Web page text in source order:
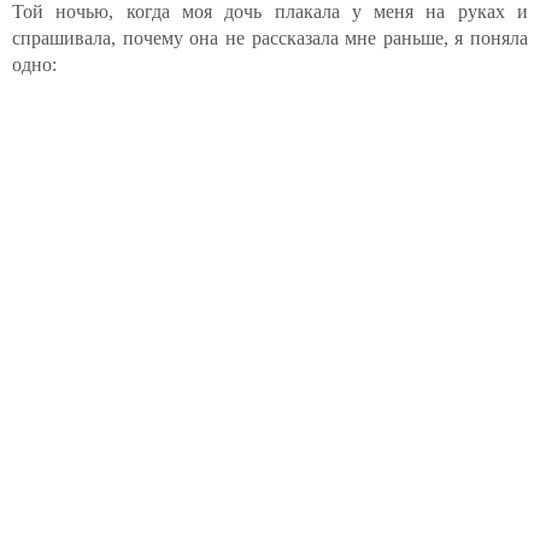
Той ночью, когда моя дочь плакала у меня на руках и
спрашивала, почему она не рассказала мне раньше, я поняла
одно: